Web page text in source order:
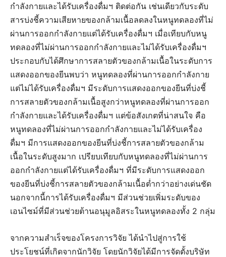
กำลังกายและได้รับเครื่องดื่มฯ ติดต่อกัน เช่นเดียวกับระดับ
สารบ่งชี้ความเสียหายของกล้ามเนื้อลดลงในหนูทดลองที่ไม่
ผ่านการออกกำลังกายแต่ได้รับเครื่องดื่มฯ เมื่อเทียบกับหนู
ทดลองที่ไม่ผ่านการออกกำลังกายและไม่ได้รับเครื่องดื่มฯ
ประกอบกับได้ศึกษาการสลายตัวของกล้ามเนื้อในระดับการ
แสดงออกของยีนพบว่า หนูทดลองที่ผ่านการออกกำลังกาย
แต่ไม่ได้รับเครื่องดื่มฯ มีระดับการแสดงออกของยีนที่บ่งชี้
การสลายตัวของกล้ามเนื้อสูงกว่าหนูทดลองที่ผ่านการออก
กำลังกายและได้รับเครื่องดื่มฯ แต่ข้อสังเกตที่น่าสนใจ คือ
หนูทดลองที่ไม่ผ่านการออกกำลังกายและไม่ได้รับเครื่อง
ดื่มฯ มีการแสดงออกของยีนที่บ่งชี้การสลายตัวของกล้าม
เนื้อในระดับสูงมาก เปรียบเทียบกับหนูทดลองที่ไม่ผ่านการ
ออกกำลังกายแต่ได้รับเครื่องดื่มฯ ที่มีระดับการแสดงออก
ของยีนที่บ่งชี้การสลายตัวของกล้ามเนื้อต่ำกว่าอย่างเด่นชัด
นอกจากนี้การได้รับเครื่องดื่มฯ มีส่วนช่วยเพิ่มระดับของ
เอนไซม์ที่มีส่วนช่วยต้านอนุมูลอิสระในหนูทดลองทั้ง 2 กลุ่ม
จากความสำเร็จของโครงการวิจัย ได้นำไปสู่การใช้
ประโยชน์ที่เกิดจากนักวิจัย โดยนักวิจัยได้มีการจัดตั้งบริษัท